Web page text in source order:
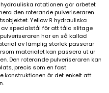
rotationen gör arbetet
den roterande pulveriseraren
Yellow R hydrauliska
specialstål för att tåla slitage
har en så kallad
av lämplig storlek passerar
materialet kan passera ut ur
Den roterande pulveriseraren kan
precis som en fast
konstruktionen är det enkelt att